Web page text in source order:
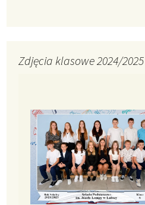
Zdjęcia klasowe 2024/2025